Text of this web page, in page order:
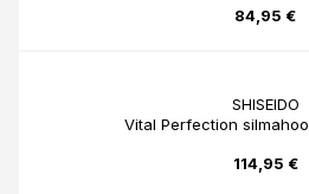
84,95 €
SHISEIDO
Vital Perfection
114,95 €